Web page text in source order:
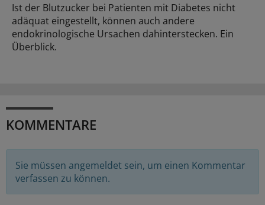
Ist der Blutzucker bei Patienten mit Diabetes nicht
adäquat eingestellt, können auch andere
endokrinologische Ursachen dahinterstecken. Ein
Überblick.
KOMMENTARE
Sie müssen angemeldet sein, um einen Kommentar
verfassen zu können.